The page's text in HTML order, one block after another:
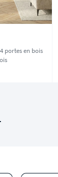
portes en bois
- Bois